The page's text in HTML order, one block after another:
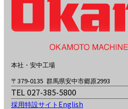
本社・安中工場
〒379-0135 群馬県安中市郷原2993
TEL 027-385-5800
採用特設サイト English